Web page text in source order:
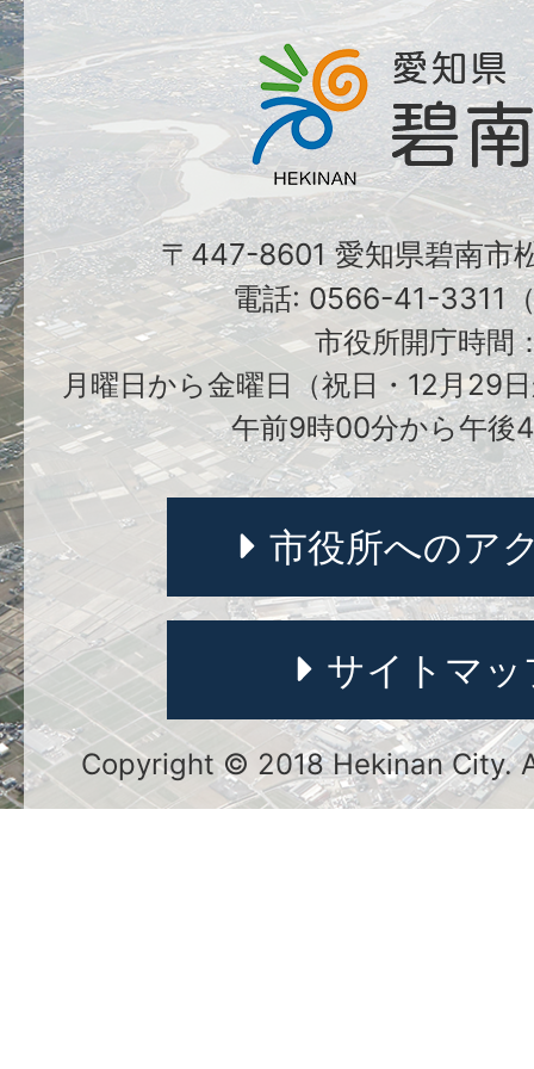
〒447-8601 愛知県碧南市
電話: 0566-41-3311
市役所開庁時間
月曜日から金曜日（祝日・12月29
午前9時00分から午後
市役所へのア
サイトマッ
Copyright © 2018 Hekinan City.